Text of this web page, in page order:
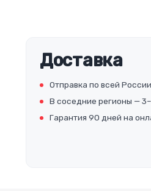
Доставка
Отправка по всей
В соседние регионы —
Гарантия 90 дней на